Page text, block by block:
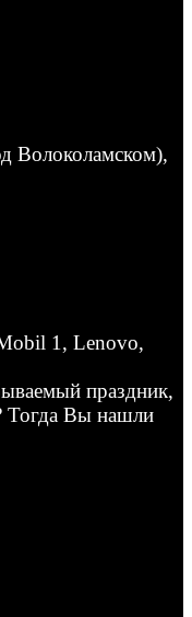
Волоколамском),
1, Lenovo,
праздник,
Тогда Вы нашли